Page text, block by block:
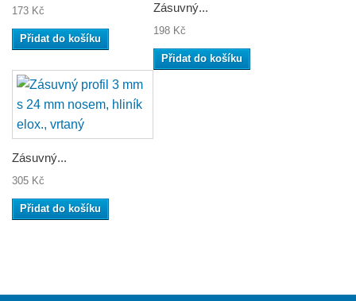
173 Kč
Přidat do košíku
Zásuvný...
198 Kč
Přidat do košíku
Zásuvný...
305 Kč
Přidat do košíku